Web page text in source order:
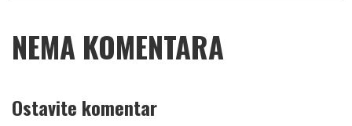
NEMA KOMENTARA
Ostavite komentar